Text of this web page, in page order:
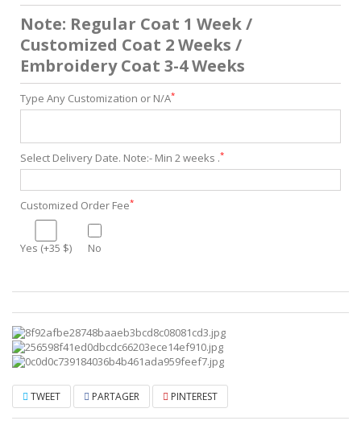
Note: Regular Coat 1 Week /
Customized Coat 2 Weeks /
Embroidery Coat 3-4 Weeks
Type Any Customization or N/A*
Select Delivery Date. Note:- Min 2 weeks .*
Customized Order Fee*
Yes (+35 $) No
TWEET PARTAGER PINTEREST